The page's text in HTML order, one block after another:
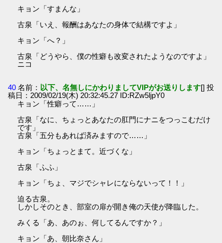
キョン「すまんな」
古泉「いえ、報酬はあなたの身体で結構ですよ」
キョン「へ？」
古泉「どうやら、僕の性癖も改変されたようなのですよ」
ニコ
40 名前： 以下、名無しにかわりましてVIPがお送りします[] 投
稿日：2009/02/19(木) 20:32:45.27 ID:RZw5ljpY0
キョン「性癖って……」
古泉「なに、ちょっとあなたの肛門にナニをつっこむだけ
です」
古泉「五分もあれば済みますので……」
キョン「ちょっとまて。近づくな」
古泉「ふふ」
キョン「ちょ、マジでシャレにならないって！！」
迫る古泉。
しかしそのとき、部室の扉が開き俺の天使が降臨した。
みくる「あ、あのぉ、何してるんですか？」
キョン「あ、朝比奈さん」